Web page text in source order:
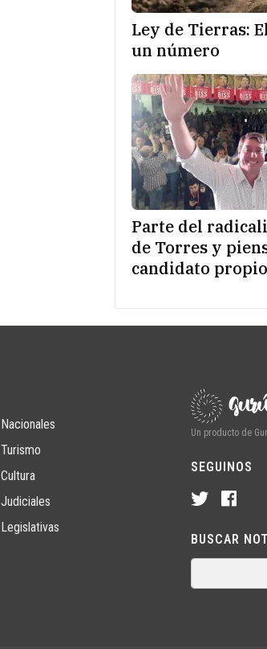
Ley de Tierras:
un número
Parte del
de Torres y
candidato
Nacionales
Turismo
Cultura
Judiciales
Legislativas
Un producto de
SEGUINOS
BUSCAR